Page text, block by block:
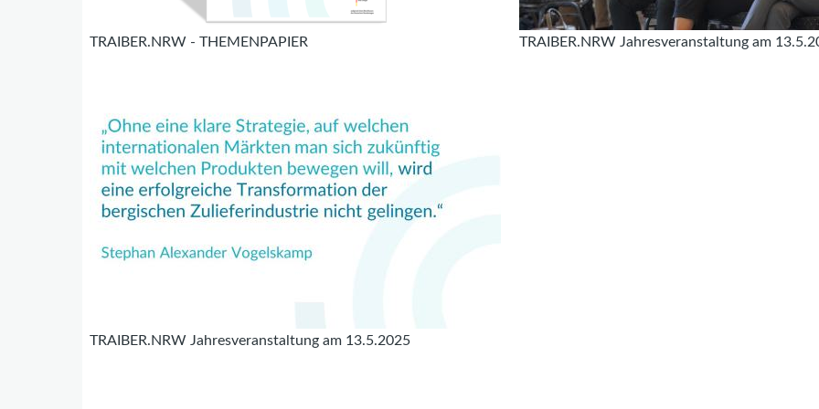
TRAIBER.NRW - THEMENPAPIER TRAIBER.NRW Jahresveranstaltung am
TRAIBER.NRW Jahresveranstaltung am 13.5.2025